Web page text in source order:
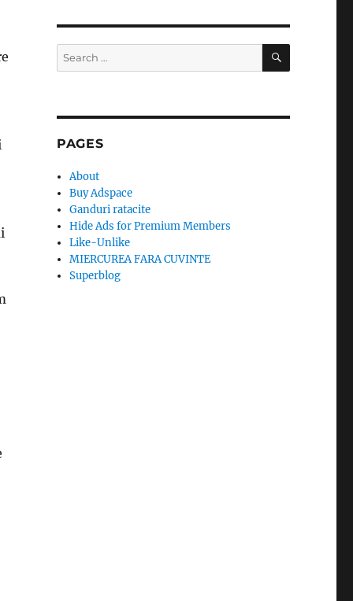
Search
for:
SEARCH
PAGES
About
Buy Adspace
Ganduri ratacite
Hide Ads for Premium Members
Like-Unlike
MIERCUREA FARA CUVINTE
Superblog